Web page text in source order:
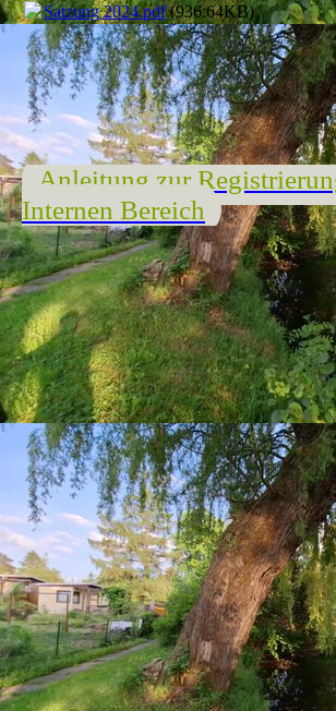
Satzung 2024.pdf(936.64KB)
Anleitung zur
Internen Bereich